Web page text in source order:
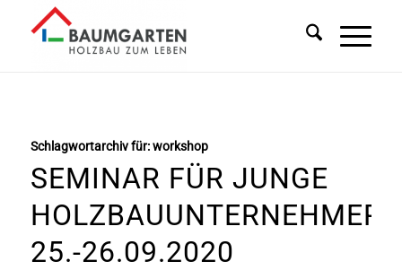
Schlagwortarchiv für:workshop
SEMINAR FÜR JUNGE
25.-26.09.2020